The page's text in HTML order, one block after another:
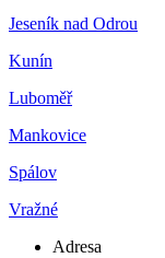
Jeseník nad Odrou
Kunín
Luboměř
Mankovice
Spálov
Vražné
Adresa